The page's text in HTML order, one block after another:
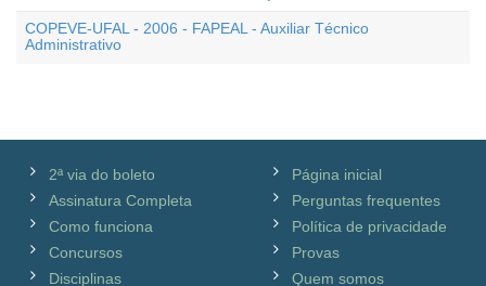
COPEVE-UFAL - 2006 - FAPEAL - Auxiliar Técnico
Administrativo
2ª via do boleto
Assinatura Completa
Como funciona
Concursos
Disciplinas
Página inicial
Perguntas frequentes
Política de privacidade
Provas
Quem somos